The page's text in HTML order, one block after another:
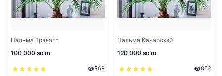
Пальма Тракапс
100 000 so'm
969
Пальма Канарский
120 000 so'm
862